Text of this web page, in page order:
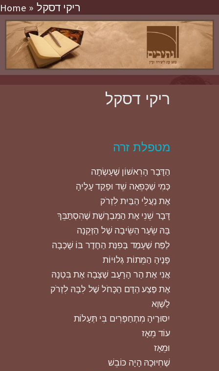
Home ריקי דסקל
ריקי דסקל
מטפלת זרה
הַדָּבָר הָרִאשׁוֹן שֶׁעָשְׂתָה
כְּמִי שֶׁכְּפֵאָה שֵׁד וּפָקַד עָלֶיהָ
אֶת נַעֲלֵי הַבַּיִת לִזְרֹק
דָּבָר שֵׁנִי אֶת הַמִּבְרֶשֶׁת שֶׁהִסְתַּבֵּךְ
בָּהּ שֵׂעָר הַשֵּׂיבָה שֶׁל הַזְּקֵנָה
לַפַּח שֶׁעָמַד בְּפִנַּת הַחֶדֶר בּוֹ שָׁכְבָה
פָּנֶיהָ הַמֵּתוֹת גְּלוּיוֹת
אֲנִי אֶת הַר הָרָעָב שֶׁצָּבָה אֶת בִּטְנָהּ
אֶת פֶּצַע הַדָּם הַכָּחֹל שֶׁל לִבָּהּ לִזְרֹק
לַשָּׁוְא
יִסּוּרֶיהָ מִתְחַפְּרִים בִּי תְּעָלוֹת
עוֹד מֵאָז
וּמֵאָז
שֶׁחִיּוּכָהּ הָיָה כּוֹבֵשׁ